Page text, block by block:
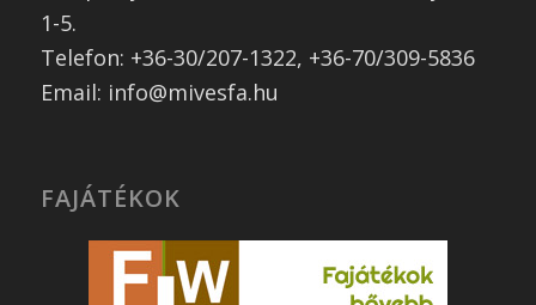
1-5.
Telefon: +36-30/207-1322, +36-70/309-5836
Email: info@mivesfa.hu
FAJÁTÉKOK